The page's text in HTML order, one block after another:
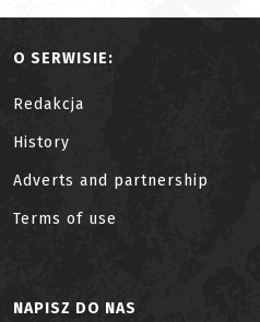
O SERWISIE:
Redakcja
History
Adverts and partnership
Terms of use
NAPISZ DO NAS